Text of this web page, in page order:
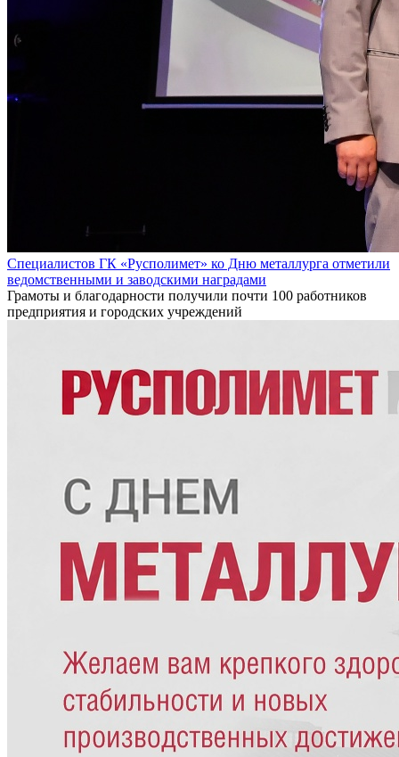
Специалистов ГК «Русполимет» ко Дню металлурга отметили
ведомственными и заводскими наградами
Грамоты и благодарности получили почти 100 работников
предприятия и городских учреждений